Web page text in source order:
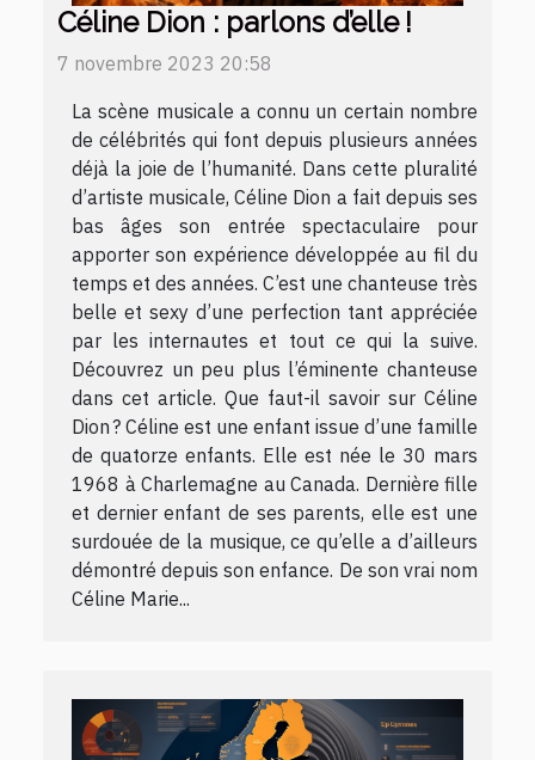
Céline Dion : parlons d’elle !
7 novembre 2023 20:58
La scène musicale a connu un certain nombre
de célébrités qui font depuis plusieurs années
déjà la joie de l’humanité. Dans cette pluralité
d’artiste musicale, Céline Dion a fait depuis ses
bas âges son entrée spectaculaire pour
apporter son expérience développée au fil du
temps et des années. C’est une chanteuse très
belle et sexy d’une perfection tant appréciée
par les internautes et tout ce qui la suive.
Découvrez un peu plus l’éminente chanteuse
dans cet article. Que faut-il savoir sur Céline
Dion ? Céline est une enfant issue d’une famille
de quatorze enfants. Elle est née le 30 mars
1968 à Charlemagne au Canada. Dernière fille
et dernier enfant de ses parents, elle est une
surdouée de la musique, ce qu’elle a d’ailleurs
démontré depuis son enfance. De son vrai nom
Céline Marie...